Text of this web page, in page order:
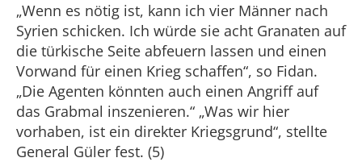
„Wenn es nötig ist, kann ich vier Männer nach
Syrien schicken. Ich würde sie acht Granaten auf
die türkische Seite abfeuern lassen und einen
Vorwand für einen Krieg schaffen“, so Fidan.
„Die Agenten könnten auch einen Angriff auf
das Grabmal inszenieren.“ „Was wir hier
vorhaben, ist ein direkter Kriegsgrund“, stellte
General Güler fest. (5)